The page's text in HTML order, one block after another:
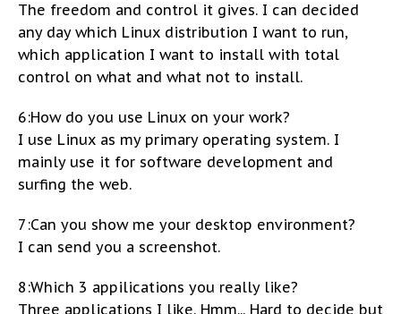
The freedom and control it gives. I can decided
any day which Linux distribution I want to run,
which application I want to install with total
control on what and what not to install.
6:How do you use Linux on your work?
I use Linux as my primary operating system. I
mainly use it for software development and
surfing the web.
7:Can you show me your desktop environment?
I can send you a screenshot.
8:Which 3 appilications you really like?
Three applications I like. Hmm... Hard to decide but